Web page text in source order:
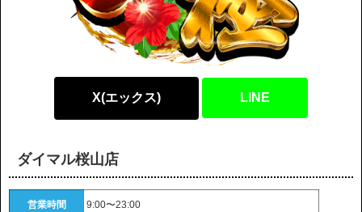
X(エックス) LINE
ダイマル桜山店
営業時間 9:00〜23:00